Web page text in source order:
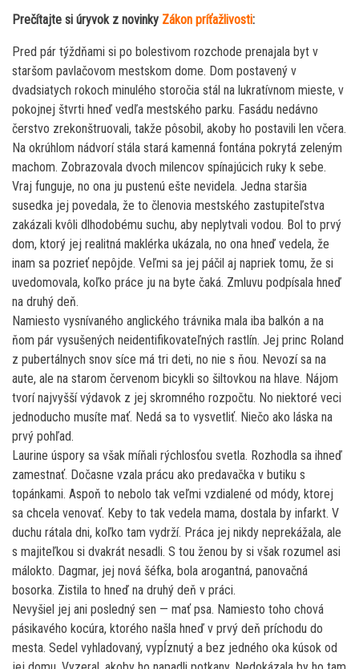
Prečítajte si úryvok z novinky Zákon príťažlivosti:
Pred pár týždňami si po bolestivom rozchode prenajala byt v
staršom pavlačovom mestskom dome. Dom postavený v
dvadsiatych rokoch minulého storočia stál na lukratívnom mieste, v
pokojnej štvrti hneď vedľa mestského parku. Fasádu nedávno
čerstvo zrekonštruovali, takže pôsobil, akoby ho postavili len včera.
Na okrúhlom nádvorí stála stará kamenná fontána pokrytá zeleným
machom. Zobrazovala dvoch milencov spínajúcich ruky k sebe.
Vraj funguje, no ona ju pustenú ešte nevidela. Jedna staršia
susedka jej povedala, že to členovia mestského zastupiteľstva
zakázali kvôli dlhodobému suchu, aby neplytvali vodou. Bol to prvý
dom, ktorý jej realitná maklérka ukázala, no ona hneď vedela, že
inam sa pozrieť nepôjde. Veľmi sa jej páčil aj napriek tomu, že si
uvedomovala, koľko práce ju na byte čaká. Zmluvu podpísala hneď
na druhý deň.
Namiesto vysnívaného anglického trávnika mala iba balkón a na
ňom pár vysušených neidentifikovateľných rastlín. Jej princ Roland
z pubertálnych snov síce má tri deti, no nie s ňou. Nevozí sa na
aute, ale na starom červenom bicykli so šiltovkou na hlave. Nájom
tvorí najvyšší výdavok z jej skromného rozpočtu. No niektoré veci
jednoducho musíte mať. Nedá sa to vysvetliť. Niečo ako láska na
prvý pohľad.
Laurine úspory sa však míňali rýchlosťou svetla. Rozhodla sa ihneď
zamestnať. Dočasne vzala prácu ako predavačka v butiku s
topánkami. Aspoň to nebolo tak veľmi vzdialené od módy, ktorej
sa chcela venovať. Keby to tak vedela mama, dostala by infarkt. V
duchu rátala dni, koľko tam vydrží. Práca jej nikdy neprekážala, ale
s majiteľkou si dvakrát nesadli. S tou ženou by si však rozumel asi
málokto. Dagmar, jej nová šéfka, bola arogantná, panovačná
bosorka. Zistila to hneď na druhý deň v práci.
Nevyšiel jej ani posledný sen — mať psa. Namiesto toho chová
pásikavého kocúra, ktorého našla hneď v prvý deň príchodu do
mesta. Sedel vyhladovaný, vypĺznutý a bez jedného oka kúsok od